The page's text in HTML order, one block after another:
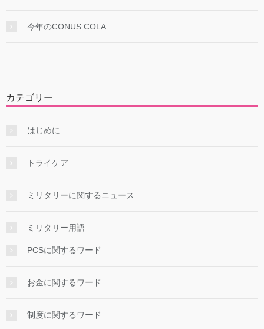
今年のCONUS COLA
カテゴリー
はじめに
トライケア
ミリタリーに関するニュース
ミリタリー用語
PCSに関するワード
お金に関するワード
制度に関するワード